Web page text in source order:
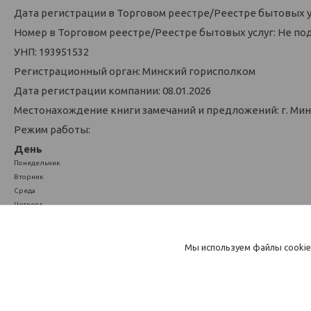
Дата регистрации в Торговом реестре/Реестре бытовых
Номер в Торговом реестре/Реестре бытовых услуг: Не
УНП: 193951532
Регистрационный орган: Минский горисполком
Дата регистрации компании: 08.01.2026
Местонахождение книги замечаний и предложений: г.
Режим работы:
День
Понедельник
Вторник
Среда
Четверг
Мы используем файлы